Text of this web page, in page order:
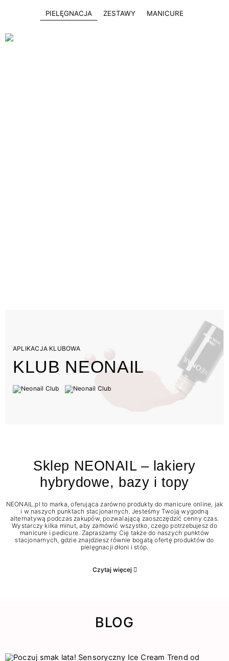
PIELĘGNACJA ZESTAWY MANICURE
APLIKACJA KLUBOWA
KLUB NEONAIL
Sklep NEONAIL – lakiery
hybrydowe, bazy i topy
NEONAIL.pl to marka, oferująca zarówno produkty do manicure online, jak
i w naszych punktach stacjonarnych. Jesteśmy Twoją wygodną
alternatywą podczas zakupów, pozwalającą zaoszczędzić cenny czas.
Wystarczy kilka minut, aby zamówić wszystko, czego potrzebujesz do
manicure i pedicure. Zapraszamy Cię także do naszych punktów
stacjonarnych, gdzie znajdziesz równie bogatą ofertę produktów do
pielęgnacji dłoni i stóp.
Czytaj więcej
BLOG